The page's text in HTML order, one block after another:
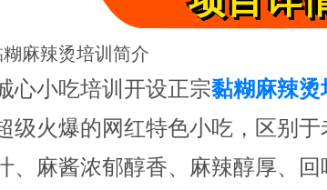
麻辣烫培训简介
心小吃培训开设正宗黏糊麻辣烫
级火爆的网红特色小吃，区别
、麻酱浓郁醇香、麻辣醇厚、回